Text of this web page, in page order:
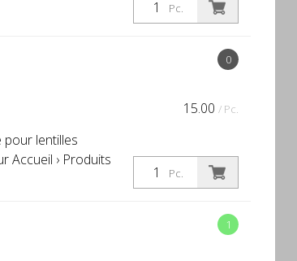
Pc.
0
15.00 / Pc.
Pc.
lentilles
Accueil › Produits
1